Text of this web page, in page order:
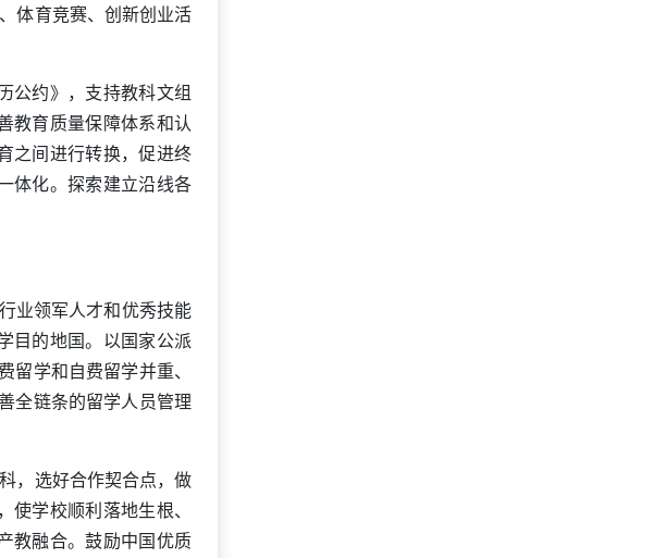
体育竞赛、创新创业活
公约》，支持教科文组
教育质量保障体系和认
之间进行转换，促进终
体化。探索建立沿线各
业领军人才和优秀技能
目的地国。以国家公派
学和自费留学并重、
全链条的留学人员管理
，选好合作契合点，做
学校顺利落地生根、
教融合。鼓励中国优质